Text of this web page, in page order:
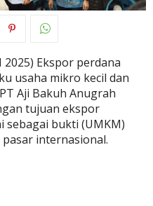
2025) Ekspor perdana
usaha mikro kecil dan
Aji Bakuh Anugrah
tujuan ekspor
sebagai bukti (UMKM)
internasional.